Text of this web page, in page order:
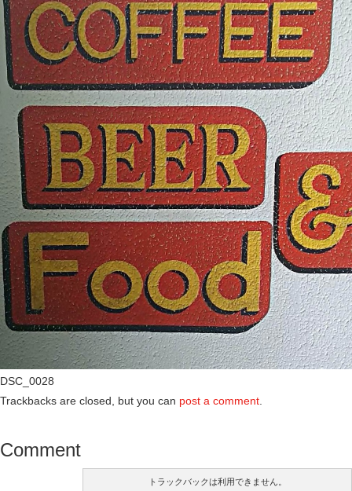
DSC_0028
Trackbacks are closed, but you can post a comment.
Comment
トラックバックは利用できません。